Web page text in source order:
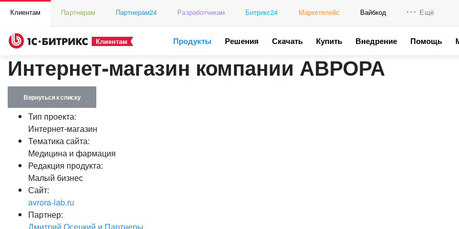
Клиентам Партнерам Партнерам24 Разработчикам Битрикс24 Маркетплейс Вайбкод Ещё
Клиентам Продукты Решения Скачать Купить Внедрение Помощь
Интернет-магазин компании АВРОРА
Вернуться к списку
Тип проекта:
Интернет-магазин
Тематика сайта:
Медицина и фармация
Редакция продукта:
Малый бизнес
Сайт:
avrora-lab.ru
Партнер: